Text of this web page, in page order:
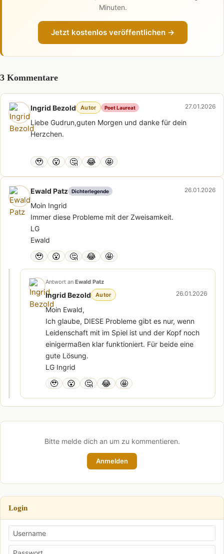
Minuten.
Jetzt kostenlos veröffentlichen →
3 Kommentare
Ingrid Bezold Autor Poet Laureat 27.01.2026
Liebe Gudrun,guten Morgen und danke für dein
Herzchen.
🥹 😮 🤔 😂 🤩
Ewald Patz Dichterlegende 26.01.2026
Moin Ingrid
Immer diese Probleme mit der Zweisamkeit.
LG
Ewald
🥹 😮 🤔 😂 🤩
Antwort an Ewald Patz
Ingrid Bezold Autor 26.01.2026
Moin Ewald,
Ich glaube, DIESE Probleme gibt es nur, wenn
Leidenschaft mit im Spiel ist und der Kopf noch
einigermaßen klar funktioniert. Für beide eine
gute Lösung.
LG Ingrid
🥹 😮 🤔 😂 🤩
Bitte melde dich an um zu kommentieren.
Anmelden
Login